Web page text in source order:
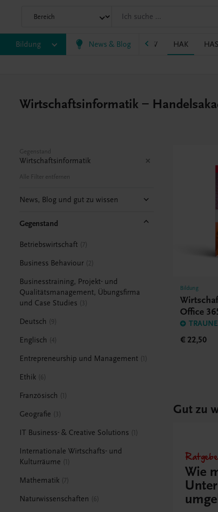
Bildung News & Blog
BASOP BRP BS EWF/ZWF FW HAK HAS
Wirtschaftsinformatik –
Gegenstand
Wirtschaftsinformatik
Alle Filter entfernen
News, Blog und gut zu wissen
Gegenstand
Betriebswirtschaft 7
Business Behaviour 2
Businesstraining, Projekt- und
Qualitätsmanagement, Übungsfirma
und Case Studies
3
Deutsch 9
Englisch 4
Entrepreneurship und Management 1
Ethik 6
Französisch 1
Geografie 3
IT Business- & Creative Solutions 1
Internationale Wirtschafts- und
Kulturräume
1
Mathematik 7
Naturwissenschaften 6
Bildung
Office
€ 22,50
Gut zu
Wie